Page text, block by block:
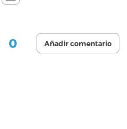
0 Añadir comentario